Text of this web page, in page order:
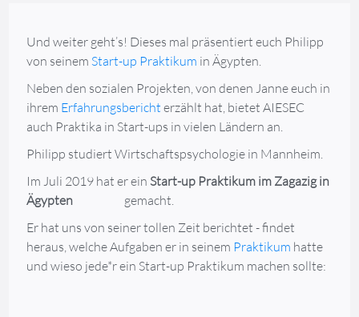
Und weiter geht’s! Dieses mal präsentiert euch Philipp
von seinemStart-up Praktikum in Ägypten.
Neben den sozialen Projekten, von denen Janne euch in
ihrem Erfahrungsbericht erzählt hat, bietet AIESEC
auch Praktika in Start-ups in vielen Ländern an.
Philipp studiert Wirtschaftspsychologie in Mannheim.
Im Juli 2019 hat er ein Start-up Praktikum im Zagazigin
Ägypten
gemacht.
Er hat uns von seiner tollen Zeit berichtet - findet
heraus, welche Aufgaben er in seinem Praktikum hatte
und wieso jede*r ein Start-up Praktikum machen sollte: